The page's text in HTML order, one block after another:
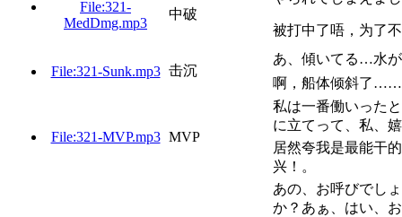
File:321-
MedDmg.mp3
中破
被打中了唔，为了
File:321-Sunk.mp3 击沉
あ、傾いてる…水
啊，船体倾斜了
File:321-MVP.mp3 MVP
私は一番働いった
に立てって、私、
居然夸我是最能干
兴！。
あの、お呼びでし
か？あぁ、はい、